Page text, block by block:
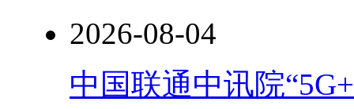
2026-08-04
中国联通中讯院